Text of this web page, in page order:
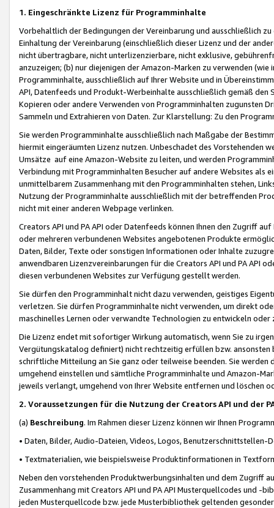
1. Eingeschränkte Lizenz für Programminhalte
Vorbehaltlich der Bedingungen der Vereinbarung und ausschließlich
Einhaltung der Vereinbarung (einschließlich dieser Lizenz und der
nicht übertragbare, nicht unterlizenzierbare, nicht exklusive,
anzuzeigen; (b) nur diejenigen der Amazon-Marken zu verwenden
Programminhalte, ausschließlich auf Ihrer Website und in
API, Datenfeeds und Produkt-Werbeinhalte ausschließlich gemäß
Kopieren oder andere Verwenden von Programminhalten zugunsten
Sammeln und Extrahieren von Daten. Zur Klarstellung: Zu den
Sie werden Programminhalte ausschließlich nach Maßgabe der
hiermit eingeräumten Lizenz nutzen. Unbeschadet des Vorstehenden
Umsätze auf eine Amazon-Website zu leiten, und werden
Verbindung mit Programminhalten Besucher auf andere Websites als
unmittelbarem Zusammenhang mit den Programminhalten stehen,
Nutzung der Programminhalte ausschließlich mit der betreffenden
nicht mit einer anderen Webpage verlinken.
Creators API und PA API oder Datenfeeds können Ihnen den Zugriff
oder mehreren verbundenen Websites angebotenen Produkte
Daten, Bilder, Texte oder sonstigen Informationen oder Inhalte
anwendbaren Lizenzvereinbarungen für die Creators API und PA API
diesen verbundenen Websites zur Verfügung gestellt werden.
Sie dürfen den Programminhalt nicht dazu verwenden, geistiges
verletzen. Sie dürfen Programminhalte nicht verwenden, um direkt
maschinelles Lernen oder verwandte Technologien zu entwickeln
Die Lizenz endet mit sofortiger Wirkung automatisch, wenn Sie zu
Vergütungskatalog definiert) nicht rechtzeitig erfüllen bzw. ansonsten
schriftliche Mitteilung an Sie ganz oder teilweise beenden. Sie werden
umgehend einstellen und sämtliche Programminhalte und Amazon-
jeweils verlangt, umgehend von Ihrer Website entfernen und löschen
2. Voraussetzungen für die Nutzung der Creators API und der
(a) Beschreibung. Im Rahmen dieser Lizenz können wir Ihnen
• Daten, Bilder, Audio-Dateien, Videos, Logos, Benutzerschnittstellen-
• Textmaterialien, wie beispielsweise Produktinformationen in
Neben den vorstehenden Produktwerbungsinhalten und dem Zugriff
Zusammenhang mit Creators API und PA API Musterquellcodes und
jeden Musterquellcode bzw. jede Musterbibliothek geltenden